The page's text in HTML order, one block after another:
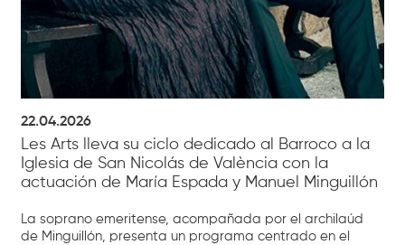
22.04.2026
Les Arts lleva su ciclo dedicado al Barroco a la
Iglesia de San Nicolás de València con la
actuación de María Espada y Manuel Minguillón
La soprano emeritense, acompañada por el archilaúd
de Minguillón, presenta un programa centrado en el